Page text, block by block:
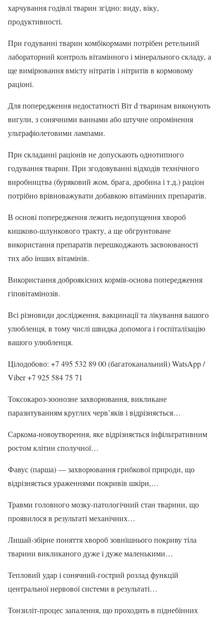
харчування годівлі тварин згідно: виду, віку,
продуктивності.
При годуванні тварин комбікормами потрібен ретельний
лабораторний контроль вітамінного і мінерального складу, а
ще вимірювання вмісту нітратів і нітритів в кормовому
раціоні.
Для попередження недостатності Віт d тваринам виконують
вигули, з сонячними ваннами або штучне опромінення
ультрафіолетовими лампами.
При складанні раціонів не допускають однотипного
годування тварин. При згодовуванні відходів технічного
виробництва (буряковий жом, брага, дробина і т.д.) раціон
потрібно врівноважувати добавкою вітамінних препаратів.
В основі попередження лежить недопущення хвороб
кишково-шлункового тракту, а ще обгрунтоване
використання препаратів перешкоджають засвоюваності
тих або інших вітамінів.
Використання доброякісних кормів-основа попередження
гіповітамінозів.
Всі різновиди дослідження, вакцинації та лікування вашого
улюбленця, в тому числі швидка допомога і госпіталізацію
вашого улюбленця.
Цілодобово: +7 495 532 89 00 (багатоканальний) WatsApp /
Viber +7 925 584 75 71
Токсокароз-зоонозне захворювання, викликане
паразитуванням круглих черв’яків і відрізняється…
Саркома-новоутворення, яке відрізняється інфільтративним
ростом клітин сполучної…
Фавус (парша) — захворювання грибкової природи, що
відрізняється ураженнями покривів шкіри,…
Травми головного мозку-патологічний стан тварини, що
проявилося в результаті механічних…
Лишай-збірне поняття хвороб зовнішнього покриву тіла
тварини викликаного дуже і дуже маленькими…
Тепловий удар і сонячний-гострий розлад функцій
центральної нервової системи в результаті…
Тонзиліт-процес запалення, що проходить в піднебінних